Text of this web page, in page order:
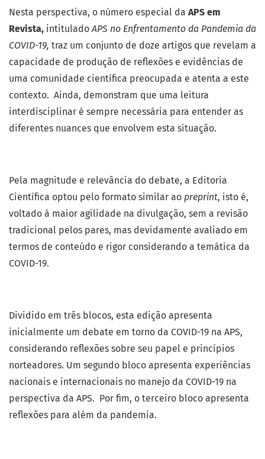
Nesta perspectiva, o número especial da APS em
Revista, intituladoAPS no Enfrentamento da Pandemia da
COVID-19, traz um conjunto de doze artigos que revelam a
capacidade de produção de reflexões e evidências de
uma comunidade científica preocupada e atenta a este
contexto. Ainda, demonstram que uma leitura
interdisciplinar é sempre necessária para entender as
diferentes nuances que envolvem esta situação.
Pela magnitude e relevância do debate, a Editoria
Científica optou pelo formato similar ao preprint, isto é,
voltado à maior agilidade na divulgação, sem a revisão
tradicional pelos pares, mas devidamente avaliado em
termos de conteúdo e rigor considerando a temática da
COVID-19.
Dividido em três blocos, esta edição apresenta
inicialmente um debate em torno da COVID-19 na APS,
considerando reflexões sobre seu papel e princípios
norteadores. Um segundo bloco apresenta experiências
nacionais e internacionais no manejo da COVID-19 na
perspectiva da APS. Por fim, o terceiro bloco apresenta
reflexões para além da pandemia.